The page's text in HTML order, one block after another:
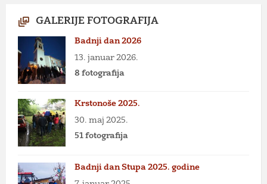
GALERIJE FOTOGRAFIJA
Badnji dan 2026
13. januar 2026.
8 fotografija
Krstonoše 2025.
30. maj 2025.
51 fotografija
Badnji dan Stupa 2025. godine